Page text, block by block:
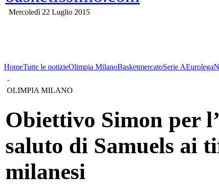
Mercoledì 22 Luglio 2015
HomeTutte le notizieOlimpia MilanoBasketmercatoSerie AEurolega
OLIMPIA MILANO
Obiettivo Simon per
saluto di Samuels ai
milanesi